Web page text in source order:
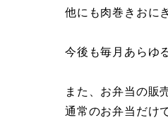
他にも肉巻きおに
今後も毎月あらゆ
また、お弁当の販
通常のお弁当だけ